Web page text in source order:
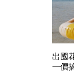
出國
一價